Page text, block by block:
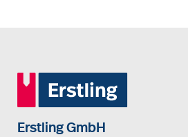
Erstling GmbH